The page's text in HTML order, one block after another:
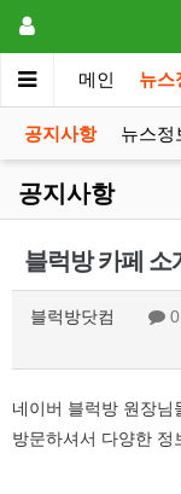
메인 뉴스
공지사항 뉴스정
공지사항
블럭방 카페 소
블럭방닷컴 0
네이버 블럭방 원장님
방문하셔서 다양한 정